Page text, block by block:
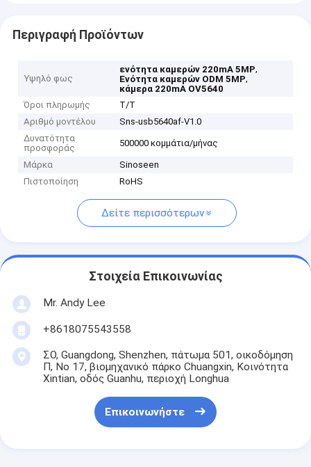
Περιγραφή Προϊόντων
Υψηλό φως
ενότητα καμερών 220mA 5MP,
Ενότητα καμερών ODM 5MP,
κάμερα 220mA OV5640
Όροι πληρωμής
T/T
Αριθμό μοντέλου
Sns-usb5640af-V1.0
Δυνατότητα
προσφοράς
500000 κομμάτια/μήνας
Μάρκα
Sinoseen
Πιστοποίηση
RoHS
Δείτε περισσότερων
Στοιχεία Επικοινωνίας
Mr. Andy Lee
+8618075543558
ΣΟ, Guangdong, Shenzhen, πάτωμα 501, οικοδόμηση
Π, Νο 17, βιομηχανικό πάρκο Chuangxin, Κοινότητα
Xintian, οδός Guanhu, περιοχή Longhua
Επικοινωνήστε